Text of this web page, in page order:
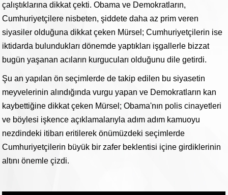
çalıştıklarına dikkat çekti. Obama ve Demokratların,
Cumhuriyetçilere nisbeten, şiddete daha az prim veren
siyasiler olduğuna dikkat çeken Mürsel; Cumhuriyetçilerin ise
iktidarda bulundukları dönemde yaptıkları işgallerle bizzat
bugün yaşanan acıların kurgucuları olduğunu dile getirdi.
Şu an yapılan ön seçimlerde de takip edilen bu siyasetin
meyvelerinin alındığında vurgu yapan ve Demokratların kan
kaybettiğine dikkat çeken Mürsel; Obama'nın polis cinayetleri
ve böylesi işkence açıklamalarıyla adım adım kamuoyu
nezdindeki itibarı eritilerek önümüzdeki seçimlerde
Cumhuriyetçilerin büyük bir zafer beklentisi içine girdiklerinin
altını önemle çizdi.